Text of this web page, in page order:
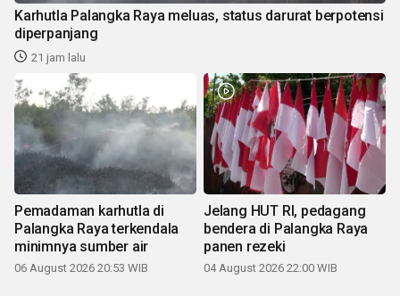
Karhutla Palangka Raya meluas, status darurat berpotensi
diperpanjang
21 jam lalu
Pemadaman karhutla di
Palangka Raya terkendala
minimnya sumber air
06 August 2026 20:53 WIB
Jelang HUT RI, pedagang
bendera di Palangka Raya
panen rezeki
04 August 2026 22:00 WIB